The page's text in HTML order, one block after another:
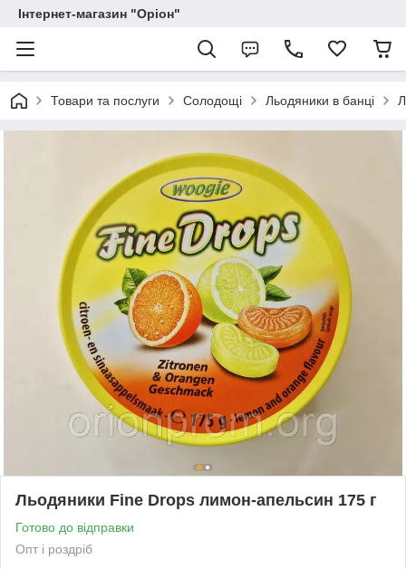
Інтернет-магазин "Оріон"
Товари та послуги Солодощі Льодяники в банці
Льодяники Fine Drops лимон-апельсин 175 г
Готово до відправки
Опт і роздріб